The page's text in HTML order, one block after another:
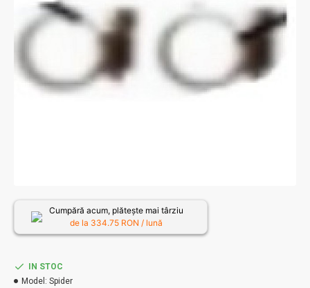
IN STOC
Model: Spider
Cumpără acum, plătește mai târziu
de la 334.75 RON / lună